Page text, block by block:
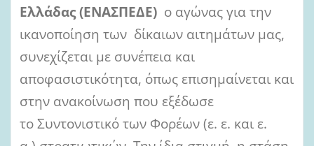
Ελλάδας (ΕΝΑΣΠΕΔΕ) ο αγώνας για την
ικανοποίηση των δίκαιων αιτημάτων μας,
συνεχίζεται με συνέπεια και
αποφασιστικότητα, όπως επισημαίνεται και
στην ανακοίνωση που εξέδωσε
το Συντονιστικό των Φορέων (ε. ε. και ε.